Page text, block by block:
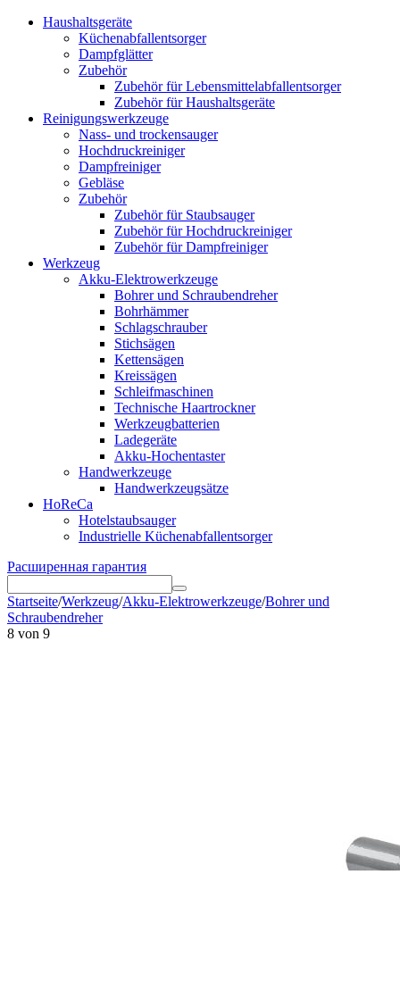
Haushaltsgeräte
Küchenabfallentsorger
Dampfglätter
Zubehör
Zubehör für Lebensmittelabfallentsorger
Zubehör für Haushaltsgeräte
Reinigungswerkzeuge
Nass- und trockensauger
Hochdruckreiniger
Dampfreiniger
Gebläse
Zubehör
Zubehör für Staubsauger
Zubehör für Hochdruckreiniger
Zubehör für Dampfreiniger
Werkzeug
Akku-Elektrowerkzeuge
Bohrer und Schraubendreher
Bohrhämmer
Schlagschrauber
Stichsägen
Kettensägen
Kreissägen
Schleifmaschinen
Technische Haartrockner
Werkzeugbatterien
Ladegeräte
Akku-Hochentaster
Handwerkzeuge
Handwerkzeugsätze
HoReCa
Hotelstaubsauger
Industrielle Küchenabfallentsorger
Расширенная гарантия
Startseite/Werkzeug/Akku-Elektrowerkzeuge/Bohrer und
Schraubendreher
8 von 9